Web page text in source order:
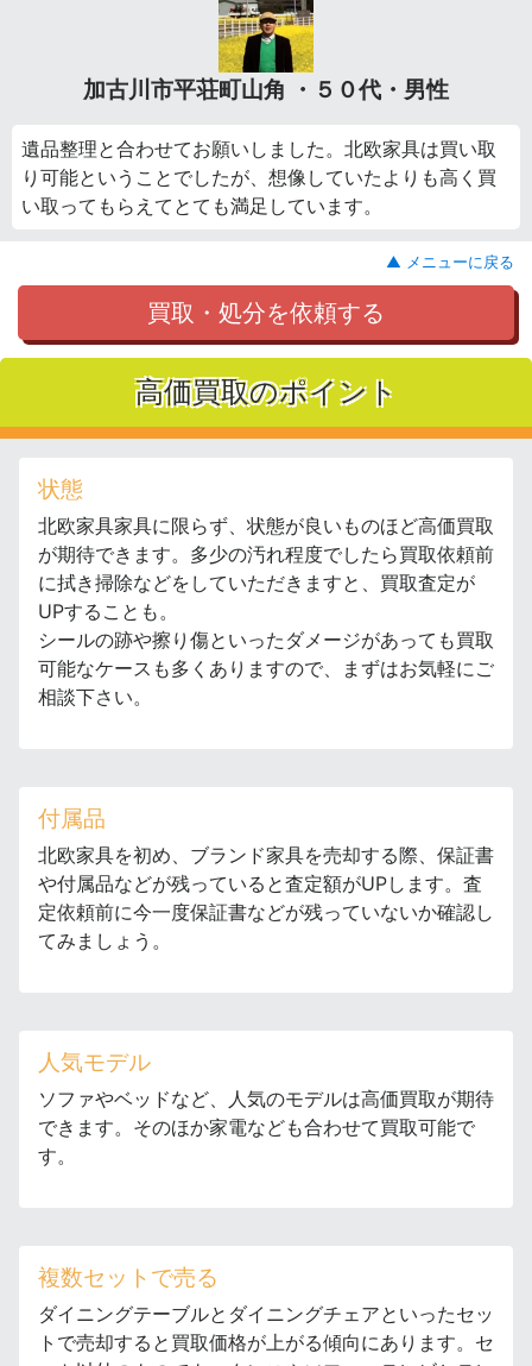
加古川市平荘町山角 ・５０代・男性
遺品整理と合わせてお願いしました。北欧家具は買い取
り可能ということでしたが、想像していたよりも高く買
い取ってもらえてとても満足しています。
▲ メニューに戻る
買取・処分を依頼する
高価買取のポイント
状態
北欧家具家具に限らず、状態が良いものほど高価買取
が期待できます。多少の汚れ程度でしたら買取依頼前
に拭き掃除などをしていただきますと、買取査定が
UPすることも。
シールの跡や擦り傷といったダメージがあっても買取
可能なケースも多くありますので、まずはお気軽にご
相談下さい。
付属品
北欧家具を初め、ブランド家具を売却する際、保証書
や付属品などが残っていると査定額がUPします。査
定依頼前に今一度保証書などが残っていないか確認し
てみましょう。
人気モデル
ソファやベッドなど、人気のモデルは高価買取が期待
できます。そのほか家電なども合わせて買取可能で
す。
複数セットで売る
ダイニングテーブルとダイニングチェアといったセッ
トで売却すると買取価格が上がる傾向にあります。セ